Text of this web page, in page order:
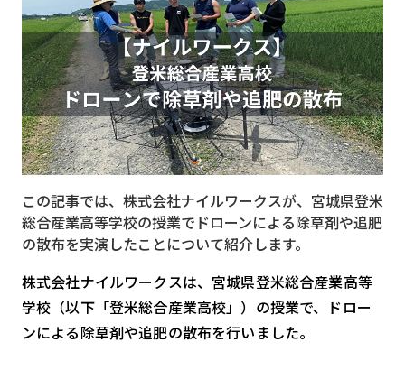
MVNO
スマート漁業
PR
5G
クラウド
M2M
VPN
スマート〇〇
スマート農業
この記事では、株式会社ナイルワークスが、宮城県登米
総合産業高等学校の授業でドローンによる除草剤や追肥
の散布を実演したことについて紹介します。
株式会社ナイルワークスは、宮城県登米総合産業高等
学校（以下「登米総合産業高校」）の授業で、ドロー
ンによる除草剤や追肥の散布を行いました。